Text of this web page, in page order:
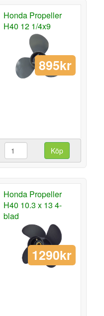
Honda Propeller
H40 12 1/4x9
895kr
Köp
Honda Propeller
H40 10.3 x 13 4-
blad
1290kr